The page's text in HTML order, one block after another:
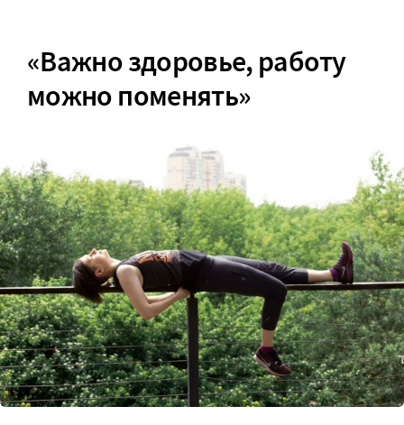
«Важно здоровье, работу
можно поменять»